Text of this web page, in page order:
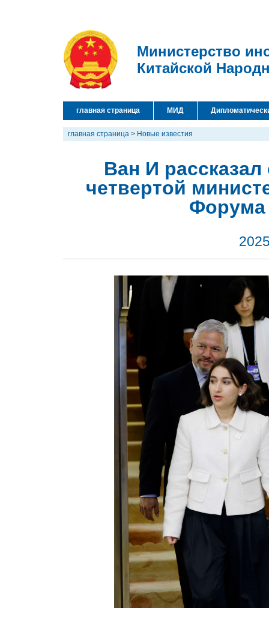
Министерство
Китайской
главная страница МИД
главная страница > Новые известия
Ван И
четвертой
Форума